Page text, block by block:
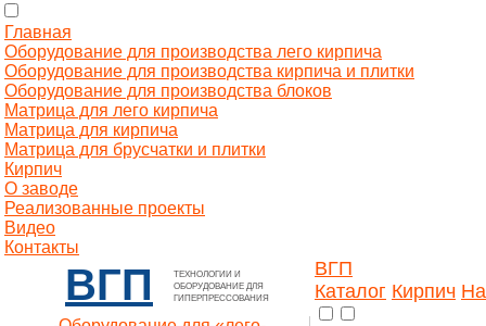
Главная
Оборудование для производства лего кирпича
Оборудование для производства кирпича и плитки
Оборудование для производства блоков
Матрица для лего кирпича
Матрица для кирпича
Матрица для брусчатки и плитки
Кирпич
О заводе
Реализованные проекты
Видео
Контакты
ВГП
ТЕХНОЛОГИИ И
ОБОРУДОВАНИЕ ДЛЯ
ГИПЕРПРЕССОВАНИЯ
ВГП
Каталог Кирпич